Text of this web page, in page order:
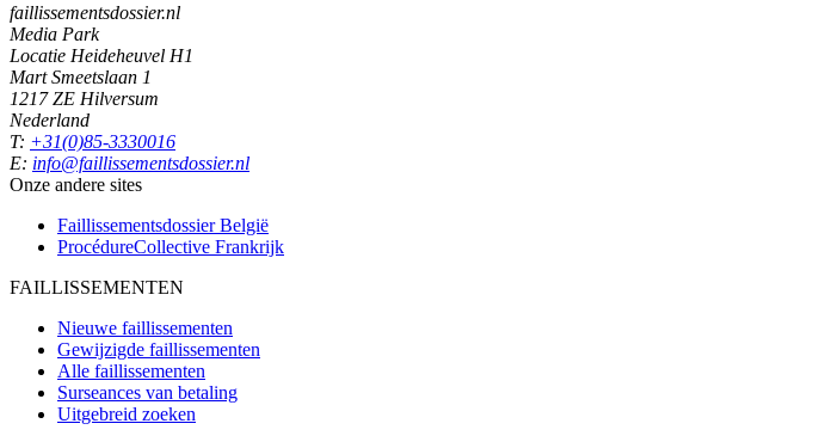
faillissementsdossier.nl
Media Park
Locatie Heideheuvel H1
Mart Smeetslaan 1
1217 ZE Hilversum
Nederland
T: +31(0)85-3330016
E: info@faillissementsdossier.nl
Onze andere sites
Faillissementsdossier België
ProcédureCollective Frankrijk
FAILLISSEMENTEN
Nieuwe faillissementen
Gewijzigde faillissementen
Alle faillissementen
Surseances van betaling
Uitgebreid zoeken